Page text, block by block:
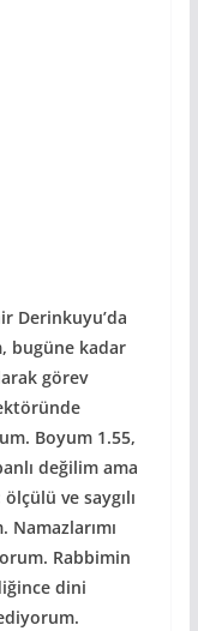
Derinkuyu’da
bugüne kadar
görev
Boyum 1.55,
değilim ama
ve saygılı
Rabbimin
dini